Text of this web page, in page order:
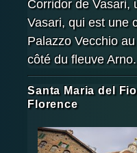
Corridor de Vasari,
Vasari, qui est une
Palazzo Vecchio
côté du fleuve Arno.
Santa Maria del
Florence